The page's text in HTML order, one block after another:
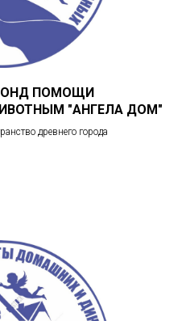
ПОМОЩИ
"АНГЕЛА ДОМ"
древнего города